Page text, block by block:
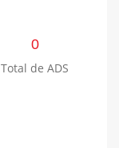
0
Total de ADS